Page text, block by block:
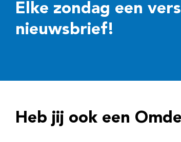
Elke zondag een
nieuwsbrief!
Heb jij ook een